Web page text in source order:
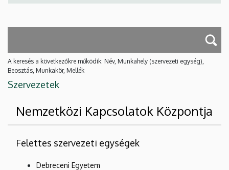
A keresés a következőkre működik: Név, Munkahely (szervezeti egység),
Beosztás, Munkakör, Mellék
Szervezetek
Nemzetközi Kapcsolatok Központja
Felettes szervezeti egységek
Debreceni Egyetem